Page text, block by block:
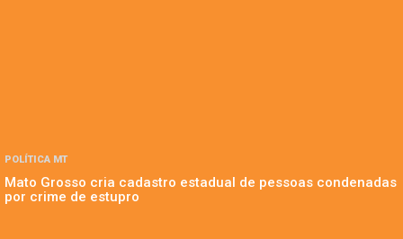
POLÍTICA MT
Mato Grosso cria cadastro estadual de pessoas condenadas
por crime de estupro